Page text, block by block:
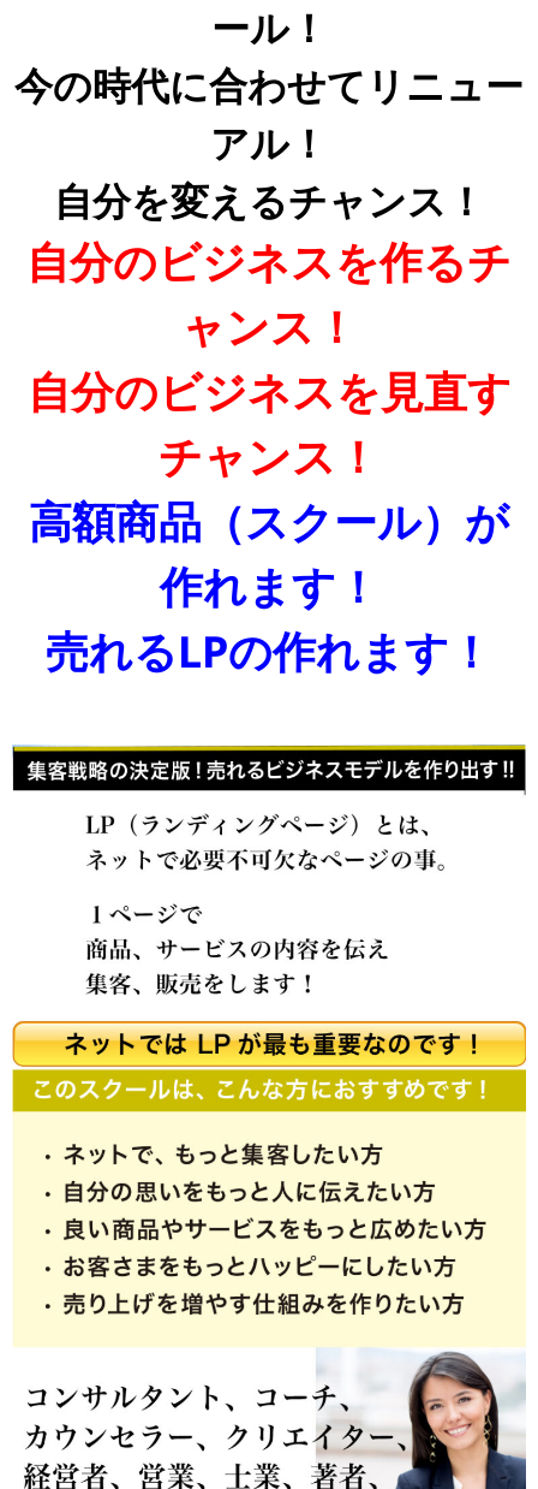
ール！
今の時代に合わせてリニュー
アル！
自分を変えるチャンス！
自分のビジネスを作るチ
ャンス！
自分のビジネスを見直す
チャンス！
高額商品（スクール）が
作れます！
売れるLPの作れます！